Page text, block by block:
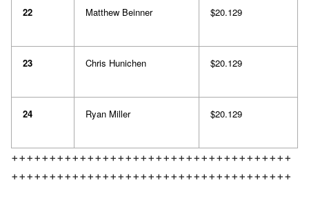
22 Matthew Beinner $20.129
23 Chris Hunichen $20.129
24 Ryan Miller $20.129
+++++++++++++++++++++++++++++++++++++
+++++++++++++++++++++++++++++++++++++